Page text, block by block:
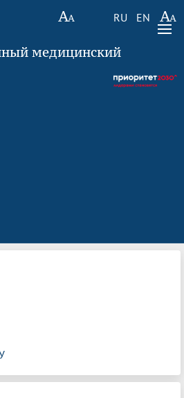
RU EN
медицинский